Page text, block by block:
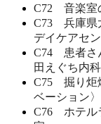
C72 音楽室
C73 兵庫県
デイケアセン
C74 患者さ
田えぐち内
C75 掘り炬
ベーション〉
C76 ホテル